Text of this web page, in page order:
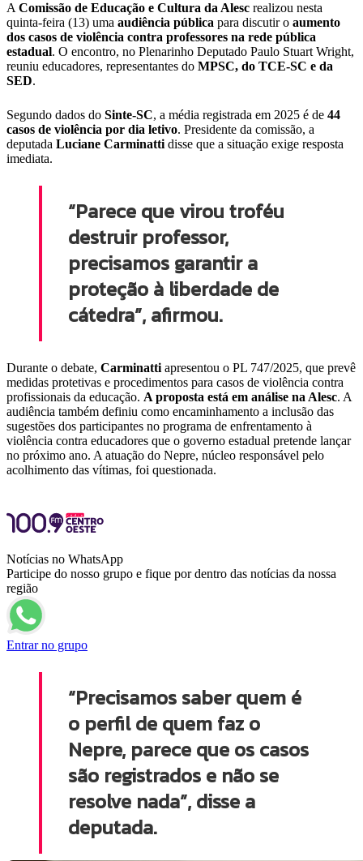
A Comissão de Educação e Cultura da Alesc realizou nesta
quinta-feira (13) uma audiência pública para discutir o aumento
dos casos de violência contra professores na rede pública
estadual. O encontro, no Plenarinho Deputado Paulo Stuart Wright,
reuniu educadores, representantes do MPSC, do TCE-SC e da
SED.
Segundo dados do Sinte-SC, a média registrada em 2025 é de 44
casos de violência por dia letivo. Presidente da comissão, a
deputada Luciane Carminatti disse que a situação exige resposta
imediata.
“Parece que virou troféu
destruir professor,
precisamos garantir a
proteção à liberdade de
cátedra”, afirmou.
Durante o debate, Carminatti apresentou o PL 747/2025, que prevê
medidas protetivas e procedimentos para casos de violência contra
profissionais da educação. A proposta está em análise na Alesc. A
audiência também definiu como encaminhamento a inclusão das
sugestões dos participantes no programa de enfrentamento à
violência contra educadores que o governo estadual pretende lançar
no próximo ano. A atuação do Nepre, núcleo responsável pelo
acolhimento das vítimas, foi questionada.
Notícias no WhatsApp
Participe do nosso grupo e fique por dentro das notícias da nossa
região
Entrar no grupo
“Precisamos saber quem é
o perfil de quem faz o
Nepre, parece que os casos
são registrados e não se
resolve nada”, disse a
deputada.